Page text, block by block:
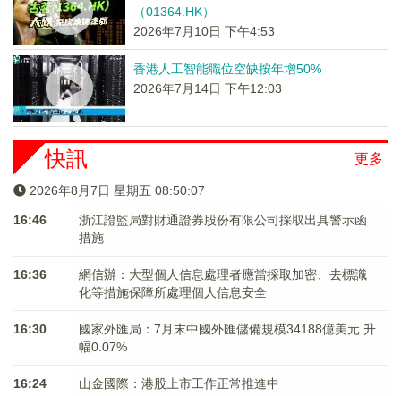
（01364.HK）
2026年7月10日 下午4:53
香港人工智能職位空缺按年增50%
2026年7月14日 下午12:03
更多
快訊
2026年8月7日 星期五 08:50:07
16:46
浙江證監局對財通證券股份有限公司採取出具警示函
措施
16:36
網信辦：大型個人信息處理者應當採取加密、去標識
化等措施保障所處理個人信息安全
16:30
國家外匯局：7月末中國外匯儲備規模34188億美元 升
幅0.07%
16:24 山金國際：港股上市工作正常推進中